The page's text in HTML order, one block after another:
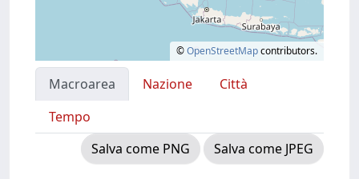
©OpenStreetMapcontributors.
Macroarea Nazione
Città
Tempo
Salva come PNG
Salva come JPEG